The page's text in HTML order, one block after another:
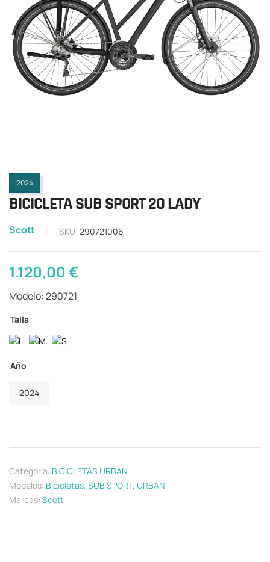
2024
BICICLETA SUB SPORT 20 LADY
Scott SKU: 290721006
1.120,00€
Modelo: 290721
Talla
Año
2024
Categoría: BICICLETAS URBAN
Modelos: Bicicletas, SUB SPORT, URBAN
Marcas: Scott